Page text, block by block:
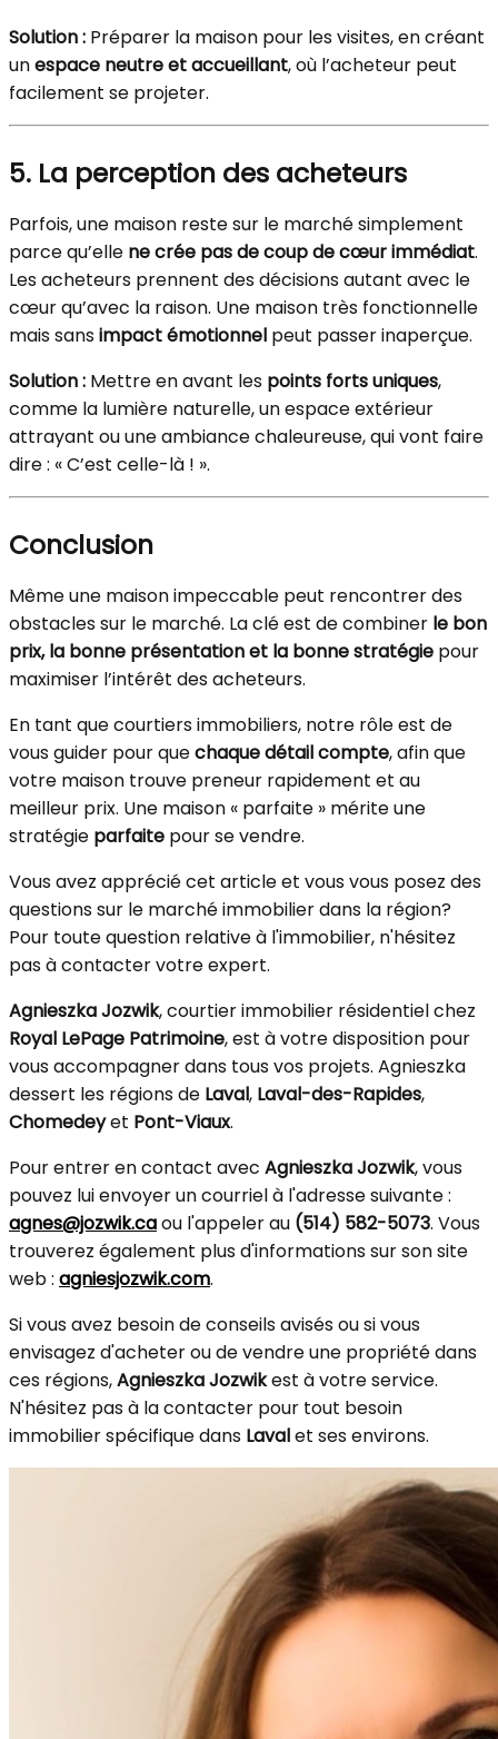
Solution : Préparer la maison pour les visites, en créant
unespace neutre et accueillant, où l’acheteur peut
facilement se projeter.
5. La perception des acheteurs
Parfois, une maison reste sur le marché simplement
parce qu’elle ne crée pas de coup de cœur immédiat.
Les acheteurs prennent des décisions autant avec le
cœur qu’avec la raison. Une maison très fonctionnelle
mais sansimpact émotionnel peut passer inaperçue.
Solution : Mettre en avant les points forts uniques,
comme la lumière naturelle, un espace extérieur
attrayant ou une ambiance chaleureuse, qui vont faire
dire : « C’est celle-là ! ».
Conclusion
Même une maison impeccable peut rencontrer des
obstacles sur le marché. La clé est de combiner le bon
prix, la bonne présentation et la bonne stratégie pour
maximiser l’intérêt des acheteurs.
En tant que courtiers immobiliers, notre rôle est de
vous guider pour quechaque détail compte, afin que
votre maison trouve preneur rapidement et au
meilleur prix. Une maison « parfaite » mérite une
stratégie parfaite pour se vendre.
Vous avez apprécié cet article et vous vous posez des
questions sur le marché immobilier dans la région?
Pour toute question relative à l'immobilier, n'hésitez
pas à contacter votre expert.
Agnieszka Jozwik, courtier immobilier résidentiel chez
Royal LePage Patrimoine, est à votre disposition pour
vous accompagner dans tous vos projets. Agnieszka
dessert les régions de Laval, Laval-des-Rapides,
Chomedeyet Pont-Viaux.
Pour entrer en contact avec Agnieszka Jozwik, vous
pouvez lui envoyer un courriel à l'adresse suivante :
agnes@jozwik.caou l'appeler au (514) 582-5073. Vous
trouverez également plus d'informations sur son site
web : agniesjozwik.com.
Si vous avez besoin de conseils avisés ou si vous
envisagez d'acheter ou de vendre une propriété dans
ces régions,Agnieszka Jozwikest à votre service.
N'hésitez pas à la contacter pour tout besoin
immobilier spécifique dans Lavalet ses environs.